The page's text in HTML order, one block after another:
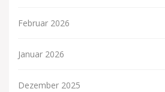
Februar 2026
Januar 2026
Dezember 2025